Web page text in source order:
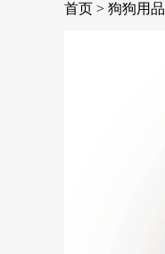
首页 > 狗狗用品